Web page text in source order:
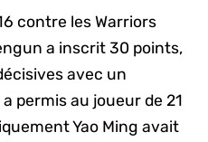
contre les Warriors
a inscrit 30 points,
avec un
permis au joueur de 21
Yao Ming avait